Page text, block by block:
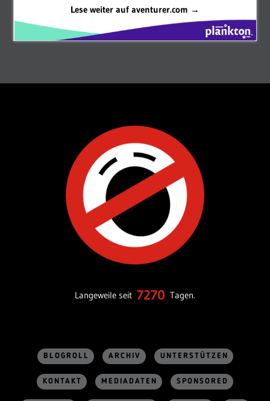
Lese weiter auf aventurer.com →
Langeweile seit 7270 Tagen.
BLOGROLL ARCHIV UNTERSTÜTZEN
KONTAKT MEDIADATEN SPONSORED